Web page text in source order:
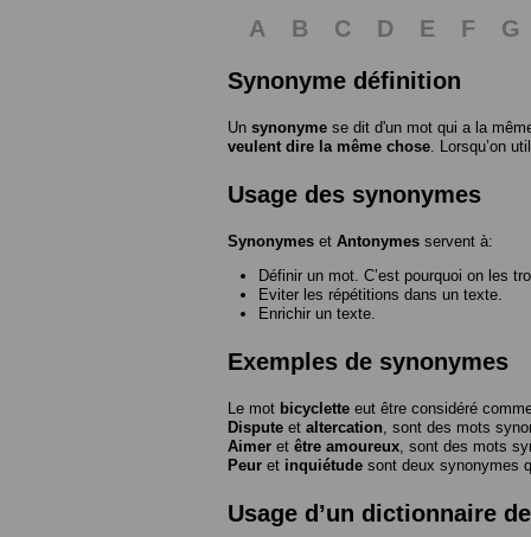
A B C D E F G
Synonyme définition
Un synonyme se dit d'un mot qui a la
veulent dire la même chose. Lorsqu’on
Usage des synonymes
Synonymes et Antonymes servent à:
Définir un mot. C’est pourquoi on les
Eviter les répétitions dans un texte.
Enrichir un texte.
Exemples de synonymes
Le mot bicyclette eut être considéré
Dispute et altercation, sont des mots
Aimer et être amoureux, sont des mots
Peur et inquiétude sont deux synonymes
Usage d’un dictionnaire